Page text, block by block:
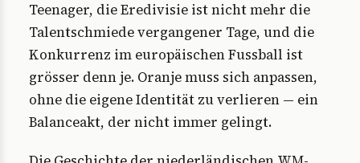
Teenager, die Eredivisie ist nicht mehr die
Talentschmiede vergangener Tage, und die
Konkurrenz im europäischen Fussball ist
grösser denn je. Oranje muss sich anpassen,
ohne die eigene Identität zu verlieren — ein
Balanceakt, der nicht immer gelingt.